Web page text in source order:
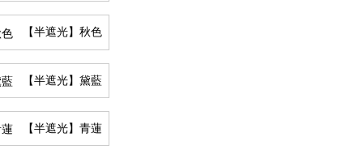
【半遮光】秋色
【半遮光】黛藍
【半遮光】青蓮